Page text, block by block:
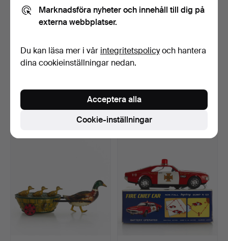
Klubbades 8 apr 2026
1 bud
Klubbades 8 apr 2026
98 USD
Marknadsföra nyheter och innehåll till dig på
externa webbplatser.
Du kan läsa mer i vår integritetspolicyoch hantera
dina cookieinställningar nedan.
Cookie-inställningar
Acceptera alla